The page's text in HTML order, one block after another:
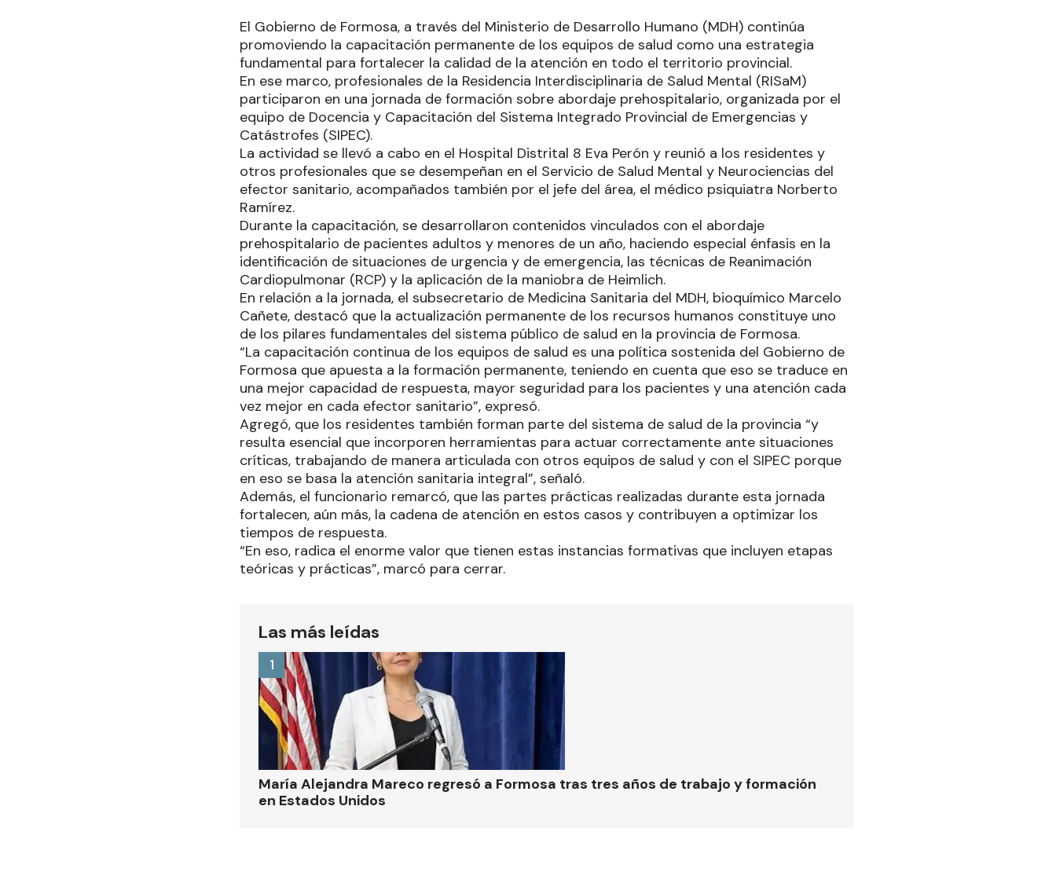
El Gobierno de Formosa, a través del Ministerio de Desarrollo Humano (MDH) continúa
promoviendo la capacitación permanente de los equipos de salud como una estrategia
fundamental para fortalecer la calidad de la atención en todo el territorio provincial.
En ese marco, profesionales de la Residencia Interdisciplinaria de Salud Mental (RISaM)
participaron en una jornada de formación sobre abordaje prehospitalario, organizada por el
equipo de Docencia y Capacitación del Sistema Integrado Provincial de Emergencias y
Catástrofes (SIPEC).
La actividad se llevó a cabo en el Hospital Distrital 8 Eva Perón y reunió a los residentes y
otros profesionales que se desempeñan en el Servicio de Salud Mental y Neurociencias del
efector sanitario, acompañados también por el jefe del área, el médico psiquiatra Norberto
Ramírez.
Durante la capacitación, se desarrollaron contenidos vinculados con el abordaje
prehospitalario de pacientes adultos y menores de un año, haciendo especial énfasis en la
identificación de situaciones de urgencia y de emergencia, las técnicas de Reanimación
Cardiopulmonar (RCP) y la aplicación de la maniobra de Heimlich.
En relación a la jornada, el subsecretario de Medicina Sanitaria del MDH, bioquímico Marcelo
Cañete, destacó que la actualización permanente de los recursos humanos constituye uno
de los pilares fundamentales del sistema público de salud en la provincia de Formosa.
“La capacitación continua de los equipos de salud es una política sostenida del Gobierno de
Formosa que apuesta a la formación permanente, teniendo en cuenta que eso se traduce en
una mejor capacidad de respuesta, mayor seguridad para los pacientes y una atención cada
vez mejor en cada efector sanitario”, expresó.
Agregó, que los residentes también forman parte del sistema de salud de la provincia “y
resulta esencial que incorporen herramientas para actuar correctamente ante situaciones
críticas, trabajando de manera articulada con otros equipos de salud y con el SIPEC porque
en eso se basa la atención sanitaria integral”, señaló.
Además, el funcionario remarcó, que las partes prácticas realizadas durante esta jornada
fortalecen, aún más, la cadena de atención en estos casos y contribuyen a optimizar los
tiempos de respuesta.
“En eso, radica el enorme valor que tienen estas instancias formativas que incluyen etapas
teóricas y prácticas”, marcó para cerrar.
Las más leídas
María Alejandra Mareco regresó a Formosa tras tres años de trabajo y formación
en Estados Unidos
1